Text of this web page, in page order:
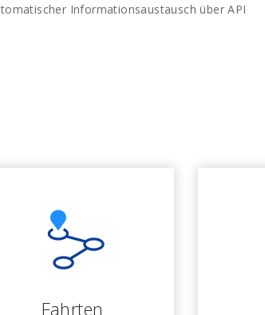
Informationsaustausch über API
Fahrten